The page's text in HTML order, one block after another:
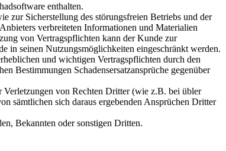
enthalten.
zur Sicherstellung des störungsfreien Betriebs und der
verbreiteten Informationen und Materialien
von Vertragspflichten kann der Kunde zur
in seinen Nutzungsmöglichkeiten eingeschränkt werden.
und wichtigen Vertragspflichten durch den
Bestimmungen Schadensersatzansprüche gegenüber
von Rechten Dritter (wie z.B. bei übler
sämtlichen sich daraus ergebenden Ansprüchen Dritter
Bekannten oder sonstigen Dritten.